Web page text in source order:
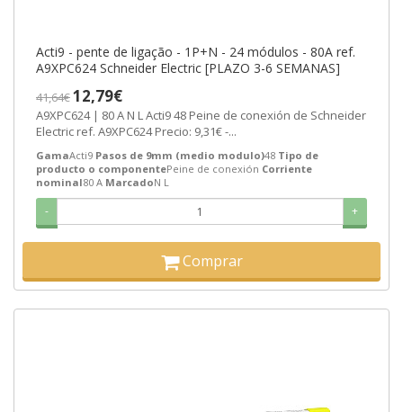
Acti9 - pente de ligação - 1P+N - 24 módulos - 80A ref.
A9XPC624 Schneider Electric [PLAZO 3-6 SEMANAS]
41,64€12,79€
A9XPC624 | 80 A N L Acti9 48 Peine de conexión de Schneider
Electric ref. A9XPC624 Precio: 9,31€ -...
GamaActi9 Pasos de 9mm (medio modulo)48 Tipo de
producto o componentePeine de conexión Corriente
nominal80 A MarcadoN L
- +
Comprar